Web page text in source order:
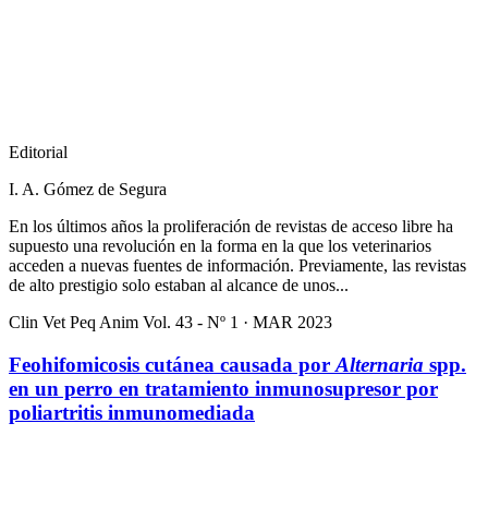
Editorial
I. A. Gómez de Segura
En los últimos años la proliferación de revistas de acceso libre ha
supuesto una revolución en la forma en la que los veterinarios
acceden a nuevas fuentes de información. Previamente, las revistas
de alto prestigio solo estaban al alcance de unos...
Clin Vet Peq Anim Vol. 43 - Nº 1 · MAR 2023
Feohifomicosis cutánea causada por Alternaria spp.
en un perro en tratamiento inmunosupresor por
poliartritis inmunomediada